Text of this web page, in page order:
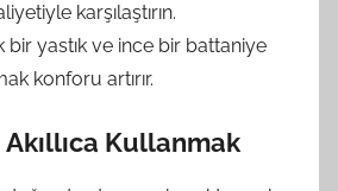
karşılaştırın.
bir yastık ve ince bir battaniye
konforu artırır.
Kullanmak